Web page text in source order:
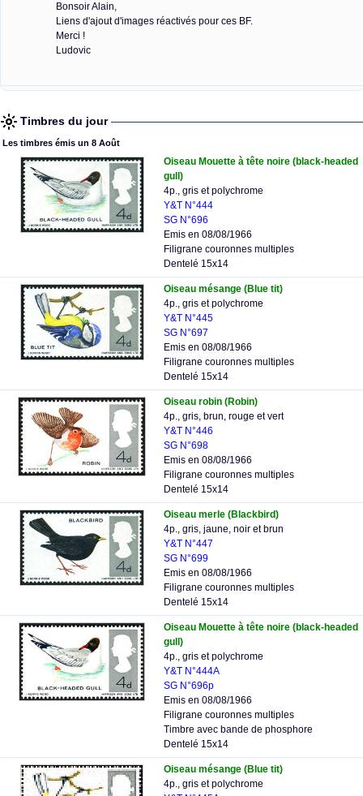
Bonsoir Alain,
Liens d'ajout d'images réactivés pour ces BF.
Merci !
Ludovic
Timbres du jour
Les timbres émis un 8 Août
Oiseau Mouette à tête noire (black-headed
gull)
4p., gris et polychrome
Y&T N°444
SG N°696
Emis en 08/08/1966
Filigrane couronnes multiples
Dentelé 15x14
Oiseau mésange (Blue tit)
4p., gris et polychrome
Y&T N°445
SG N°697
Emis en 08/08/1966
Filigrane couronnes multiples
Dentelé 15x14
Oiseau robin (Robin)
4p., gris, brun, rouge et vert
Y&T N°446
SG N°698
Emis en 08/08/1966
Filigrane couronnes multiples
Dentelé 15x14
Oiseau merle (Blackbird)
4p., gris, jaune, noir et brun
Y&T N°447
SG N°699
Emis en 08/08/1966
Filigrane couronnes multiples
Dentelé 15x14
Oiseau Mouette à tête noire (black-headed
gull)
4p., gris et polychrome
Y&T N°444A
SG N°696p
Emis en 08/08/1966
Filigrane couronnes multiples
Timbre avec bande de phosphore
Dentelé 15x14
Oiseau mésange (Blue tit)
4p., gris et polychrome